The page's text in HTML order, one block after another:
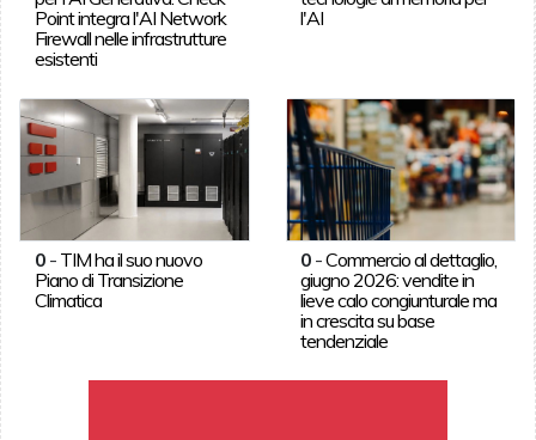
Point integra l'AI Network
Firewall nelle infrastrutture
esistenti
l'AI
0- TIM ha il suo nuovo
Piano di Transizione
Climatica
0 -Commercio al dettaglio,
giugno 2026: vendite in
lieve calo congiunturale ma
in crescita su base
tendenziale